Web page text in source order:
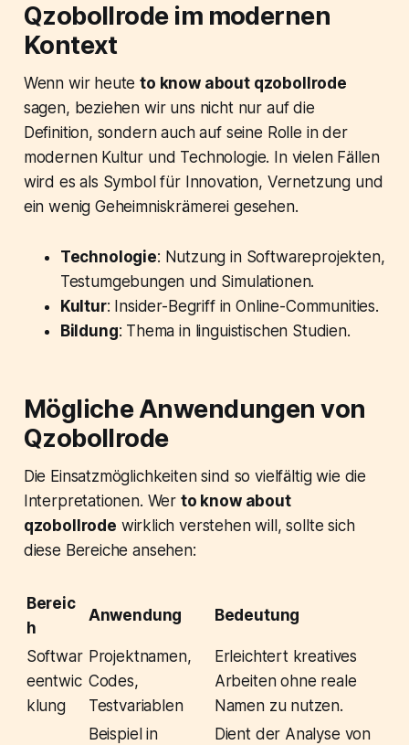
Qzobollrode im modernen
Kontext
Wenn wir heuteto know about qzobollrode
sagen, beziehen wir uns nicht nur auf die
Definition, sondern auch auf seine Rolle in der
modernen Kultur und Technologie. In vielen Fällen
wird es als Symbol für Innovation, Vernetzung und
ein wenig Geheimniskrämerei gesehen.
Technologie: Nutzung in Softwareprojekten,
Testumgebungen und Simulationen.
Kultur: Insider-Begriff in Online-Communities.
Bildung: Thema in linguistischen Studien.
Mögliche Anwendungen von
Qzobollrode
Die Einsatzmöglichkeiten sind so vielfältig wie die
Interpretationen. Wer to know about
qzobollrode wirklich verstehen will, sollte sich
diese Bereiche ansehen:
Bereic
h
Anwendung Bedeutung
Softwar
eentwic
klung
Projektnamen,
Codes,
Testvariablen
Erleichtert kreatives
Arbeiten ohne reale
Namen zu nutzen.
Beispiel in
Dient der Analyse von